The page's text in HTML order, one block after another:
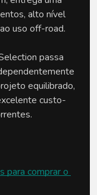
alto nível
uso off-road.
passa
equilibrado,
custo-
para comprar o